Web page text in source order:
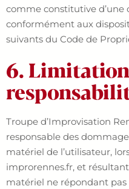
comme constitutive
conformément aux
suivants du Code de
6.
Troupe d’Improvisation
responsable des
matériel de l’utilisateur,
improrennes.fr, et
matériel ne répondant